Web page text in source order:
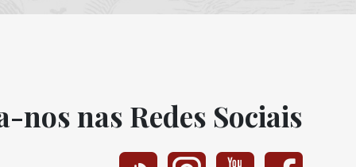
nos nas Redes Sociais